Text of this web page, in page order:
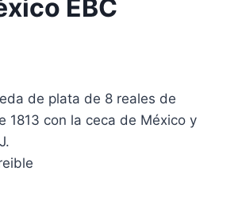
EBC
de plata de 8 reales de
1813 con la ceca de México y